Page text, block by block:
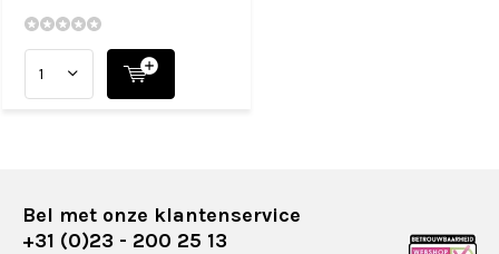
Bel met onze klantenservice
+31 (0)23 - 200 25 13